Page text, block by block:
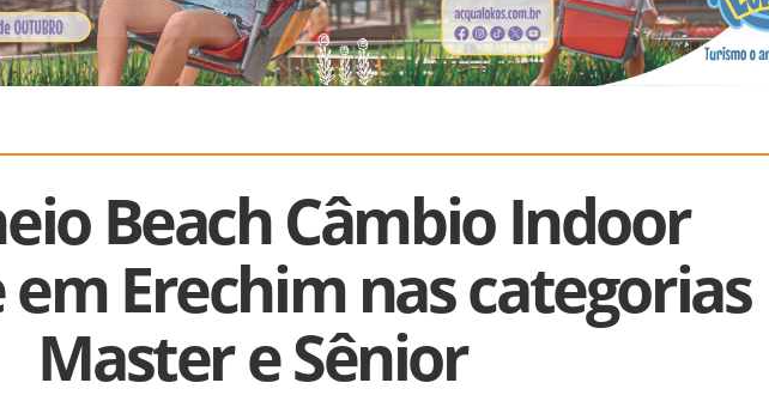
Beach Câmbio Indoor
Erechim nas categorias
Master e Sênior